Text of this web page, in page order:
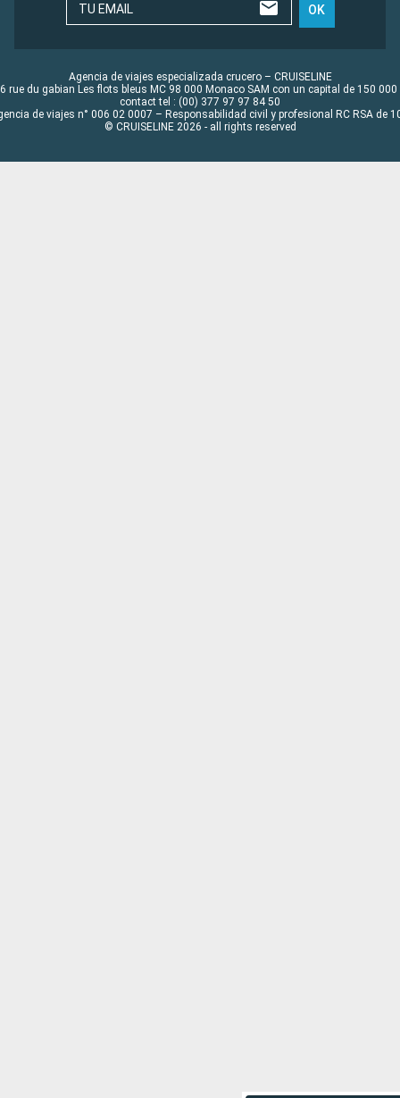
TU EMAIL OK
Agencia de viajes especializada crucero – CRUISELINE
rue du gabian Les flots bleus MC 98 000 Monaco SAM con un capital de 150 000
contact tel : (00) 377 97 97 84 50
de viajes n° 006 02 0007 – Responsabilidad civil y profesional RC RSA de
© CRUISELINE 2026 - all rights reserved